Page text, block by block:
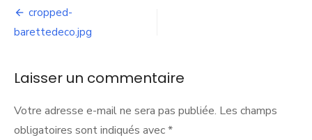
Navigation
de
cropped-
barettedeco.jpg
Laisser un commentaire
Votre adresse e-mail ne sera pas publiée. Les champs
obligatoires sont indiqués avec*